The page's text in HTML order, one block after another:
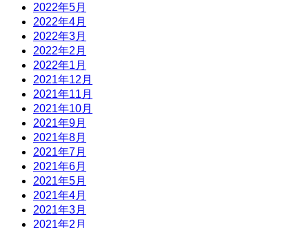
2022年5月
2022年4月
2022年3月
2022年2月
2022年1月
2021年12月
2021年11月
2021年10月
2021年9月
2021年8月
2021年7月
2021年6月
2021年5月
2021年4月
2021年3月
2021年2月